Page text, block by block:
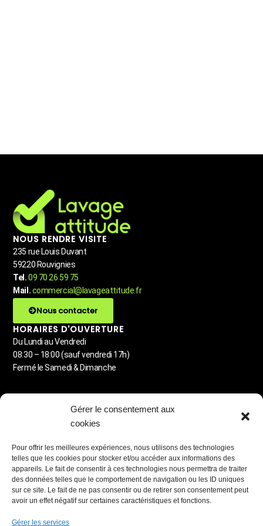
Gérer le consentement aux
cookies
Pour offrir les meilleures expériences, nous utilisons des technologies
telles que les cookies pour stocker et/ou accéder aux informations des
appareils. Le fait de consentir à ces technologies nous permettra de traiter
des données telles que le comportement de navigation ou les ID uniques
sur ce site. Le fait de ne pas consentir ou de retirer son consentement peut
avoir un effet négatif sur certaines caractéristiques et fonctions.
Gérer les services
NOUS RENDRE VISITE
235 rue Louis Duvant
59220 Rouvignies
Tel.09 70 26 59 75
Mail.commercial@lavageattitude.fr
Nous contacter
HORAIRES D'OUVERTURE
Du Lundi au Vendredi
08:30 – 18:00 (sauf vendredi 17h)
Fermé le Samedi & Dimanche
Detailing automobile
Lavage à la demande
Station de lavage libre-service
Blog & Astuces
PARTENAIRES RÉSEAUX